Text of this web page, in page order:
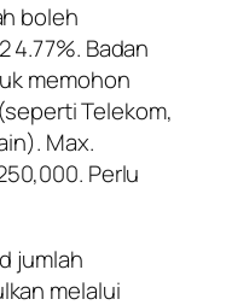
boleh
4.77%. Badan
memohon
Telekom,
Max.
Perlu
jumlah
melalui